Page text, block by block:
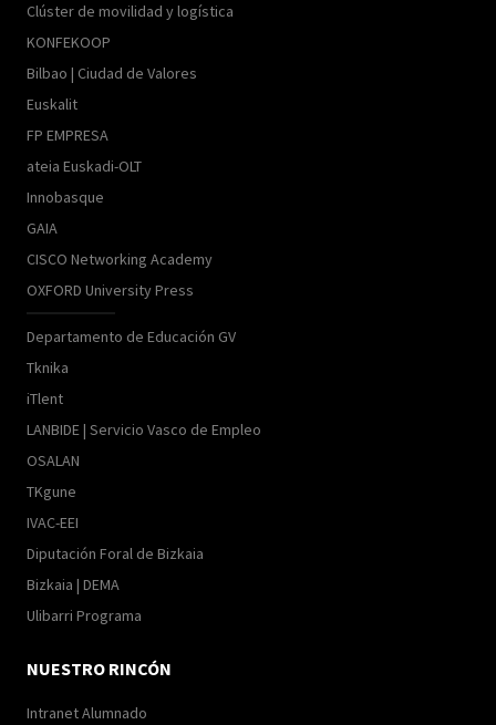
Clúster de movilidad y logística
KONFEKOOP
Bilbao | Ciudad de Valores
Euskalit
FP EMPRESA
ateia Euskadi-OLT
Innobasque
GAIA
CISCO Networking Academy
OXFORD University Press
Departamento de Educación GV
Tknika
iTlent
LANBIDE | Servicio Vasco de Empleo
OSALAN
TKgune
IVAC-EEI
Diputación Foral de Bizkaia
Bizkaia | DEMA
Ulibarri Programa
NUESTRO RINCÓN
Intranet Alumnado